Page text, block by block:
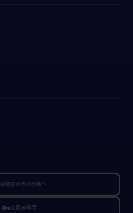
報道関係者の皆様へ
vpn_key出展者専用